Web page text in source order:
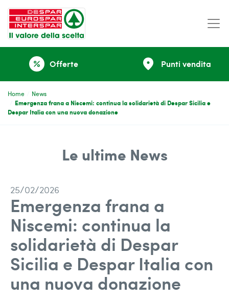
percent Offerte place Punti vendita
Home News
Emergenza frana a Niscemi: continua la solidarietà di Despar Sicilia e
Despar Italia con una nuova donazione
Le ultime News
25/02/2026
Emergenza frana a
Niscemi: continua la
solidarietà di Despar
Sicilia e Despar Italia con
una nuova donazione